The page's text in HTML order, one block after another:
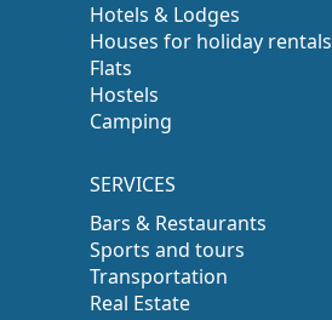
Hotels & Lodges
Houses for holiday rentals
Flats
Hostels
Camping
SERVICES
Bars & Restaurants
Sports and tours
Transportation
Real Estate